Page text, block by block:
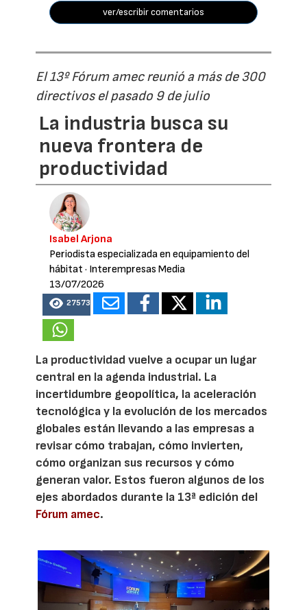
ver/escribir comentarios
El 13º Fórum amec reunió a más de 300
directivos el pasado 9 de julio
La industria busca su
nueva frontera de
productividad
Isabel Arjona
Periodista especializada en equipamiento del
hábitat · Interempresas Media
13/07/2026
27573
La productividad vuelve a ocupar un lugar
central en la agenda industrial. La
incertidumbre geopolítica, la aceleración
tecnológica y la evolución de los mercados
globales están llevando a las empresas a
revisar cómo trabajan, cómo invierten,
cómo organizan sus recursos y cómo
generan valor. Estos fueron algunos de los
ejes abordados durante la 13ª edición del
Fórum amec.